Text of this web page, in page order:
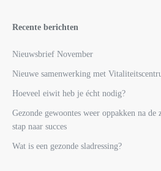
Recente berichten
Nieuwsbrief November
Nieuwe samenwerking met
Hoeveel eiwit heb je écht nodig?
Gezonde gewoontes weer oppakken na
stap naar succes
Wat is een gezonde sladressing?